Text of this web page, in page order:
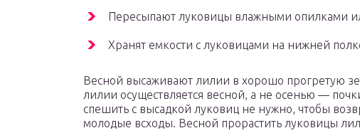
Пересыпают луковицы влажными опилками
Хранят емкости с луковицами на нижней
Весной высаживают лилии в хорошо прогретую
лилии осуществляется весной, а не осенью —
спешить с высадкой луковиц не нужно, чтобы
молодые всходы. Весной прорастить луковицы